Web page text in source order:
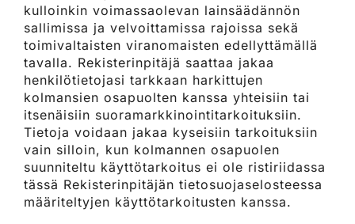
kulloinkin voimassaolevan lainsäädännön
sallimissa ja velvoittamissa rajoissa sekä
toimivaltaisten viranomaisten edellyttämällä
tavalla. Rekisterinpitäjä saattaa jakaa
henkilötietojasi tarkkaan harkittujen
kolmansien osapuolten kanssa yhteisiin tai
itsenäisiin suoramarkkinointitarkoituksiin.
Tietoja voidaan jakaa kyseisiin tarkoituksiin
vain silloin, kun kolmannen osapuolen
suunniteltu käyttötarkoitus ei ole ristiriidassa
tässä Rekisterinpitäjän tietosuojaselosteessa
määriteltyjen käyttötarkoitusten kanssa.